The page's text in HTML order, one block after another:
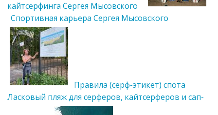
кайтсерфинга Сергея Мысовского
Спортивная карьера Сергея Мысовского
Правила (серф-этикет) спота
Ласковый пляж для серферов, кайтсерферов и сап-